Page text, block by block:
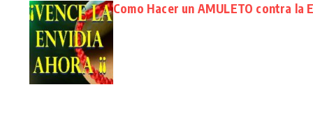
Como Hacer un AMULETO contra la